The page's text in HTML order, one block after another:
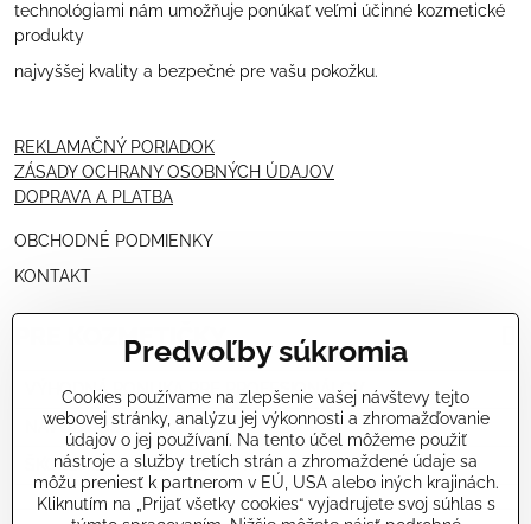
technológiami nám umožňuje ponúkať veľmi účinné kozmetické
produkty
najvyššej kvality a bezpečné pre vašu pokožku.
REKLAMAČNÝ PORIADOK
ZÁSADY OCHRANY OSOBNÝCH ÚDAJOV
DOPRAVA A PLATBA
OBCHODNÉ PODMIENKY
KONTAKT
PRE KOZMETIČKY
VÝHODNÁ PONUKA PRE PROFESIONÁLOV
NÁVODY OŠETRENÍ - VIDEÁ
ŠKOLENIE KOZMETIČIEK V TALIANSKU
Predvoľby súkromia
Cookies používame na zlepšenie vašej návštevy tejto
webovej stránky, analýzu jej výkonnosti a zhromažďovanie
údajov o jej používaní. Na tento účel môžeme použiť
nástroje a služby tretích strán a zhromaždené údaje sa
môžu preniesť k partnerom v EÚ, USA alebo iných krajinách.
Kliknutím na „Prijať všetky cookies“ vyjadrujete svoj súhlas s